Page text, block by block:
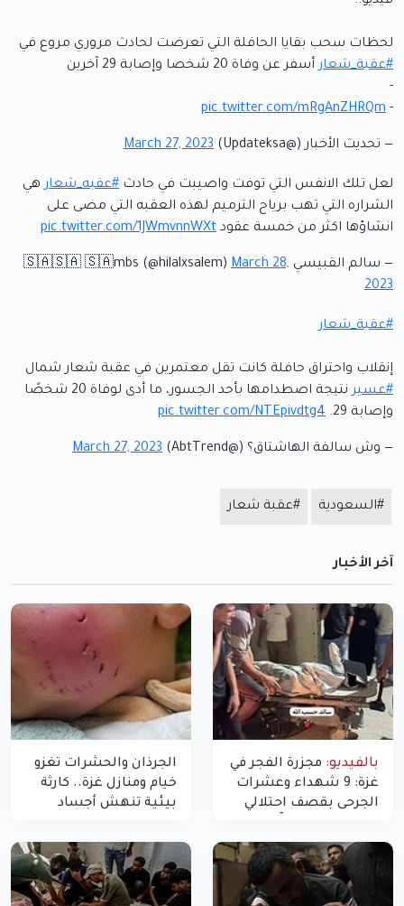
لحظات سحب بقايا الحافلة التي تعرضت لحادث مروري مروع في
#عقبة_شعارأسفر عن وفاة 20 شخصا وإصابة 29 آخرين
-
-
pic.twitter.com/mRgAnZHRQm
— تحديث الأخبار (@Updateksa) March 27, 2023
لعل تلك الانفس التي توفت واصيبت في حادث #عقبه_شعارهي
الشراره التي تهب برياح الترميم لهذه العقبه التي مضى على
انشاؤها اكثر من خمسة عقود pic.twitter.com/1JWmvnnWXt
— سالم القبيسي 🇸🇦🇸🇦 🇸🇦mbs (@hilalxsalem) March 28,
2023
#عقبة_شعار
إنقلاب واحتراق حافلة كانت تقل معتمرين في عقبة شعار شمال
#عسير
نتيجة اصطدامها بأحد الجسور، ما أدى لوفاة 20 شخصًا
وإصابة 29.
pic.twitter.com/NTEpivdtg4
— وش سالفة الهاشتاق؟ (@AbtTrend) March 27, 2023
#السعودية #عقبة شعار
آخر الأخبار
بالفيديو: مجزرة الفجر في
غزة: 9 شهداء وعشرات
الجرحى بقصف احتلالي
الجرذان والحشرات تغزو
خيام ومنازل غزة.. كارثة
بيئية تنهش أجساد